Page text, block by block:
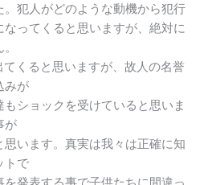
犯人がどのような動機から犯行
ってくると思いますが、絶対に
くると思いますが、故人の名誉
みが
ショックを受けていると思いま
が
います。真実は我々は正確に知
トで